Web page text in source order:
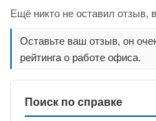
Ещё никто не оставил отзыв,
Оставьте ваш отзыв, он
рейтинга о работе офиса.
Поиск по справке